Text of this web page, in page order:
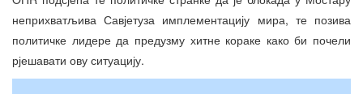
неприхватљива Савјетуза имплементацију мира, те позива
политичке лидере да предузму хитне кораке како би почели
рјешавати ову ситуацију.